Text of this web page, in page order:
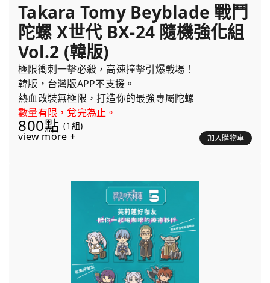
Takara Tomy Beyblade 戰鬥
陀螺 X世代 BX-24 隨機強化組
Vol.2 (韓版)
極限衝刺一擊必殺，高速撞擊引爆戰場！
韓版，台灣版APP不支援。
熱血改裝無極限，打造你的最強專屬陀螺
數量有限，兌完為止。
800點 (1組)
view more + 加入購物車